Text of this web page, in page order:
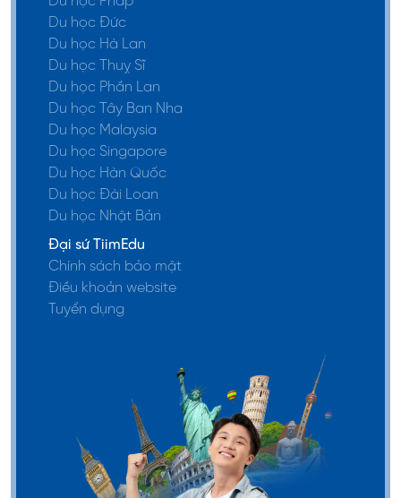
Du học Đức
Du học Hà Lan
Du học Thuỵ Sĩ
Du học Phần Lan
Du học Tây Ban Nha
Du học Malaysia
Du học Singapore
Du học Hàn Quốc
Du học Đài Loan
Du học Nhật Bản
Đại sứ TiimEdu
Chính sách bảo mật
Điều khoản website
Tuyển dụng